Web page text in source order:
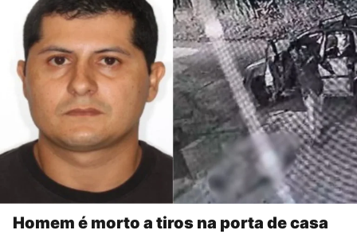
Homem é morto a tiros na porta de casa